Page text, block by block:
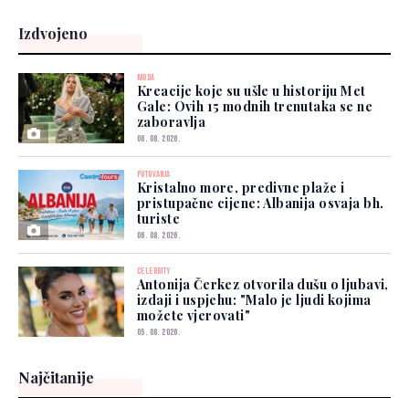
Izdvojeno
MODA
Kreacije koje su ušle u historiju Met
Gale: Ovih 15 modnih trenutaka se ne
zaboravlja
06. 08. 2026.
PUTOVANJA
Kristalno more, predivne plaže i
pristupačne cijene: Albanija osvaja bh.
turiste
06. 08. 2026.
CELEBRITY
Antonija Čerkez otvorila dušu o ljubavi,
izdaji i uspjehu: "Malo je ljudi kojima
možete vjerovati"
05. 08. 2026.
Najčitanije